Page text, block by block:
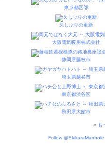
東京都区部
久しぶりの更新
大阪電気暖房株式会社
静岡県藤枝市
埼玉県越谷市
東京都渋谷区
秋田県大館市
» も
Follow @EkikaraManhole